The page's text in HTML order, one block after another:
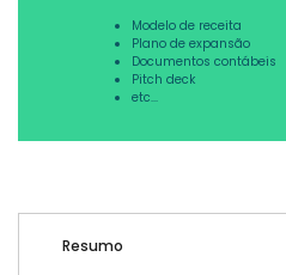
Resumo
Modelo de receita
Plano de expansão
Documentos contábeis
Pitch deck
etc...